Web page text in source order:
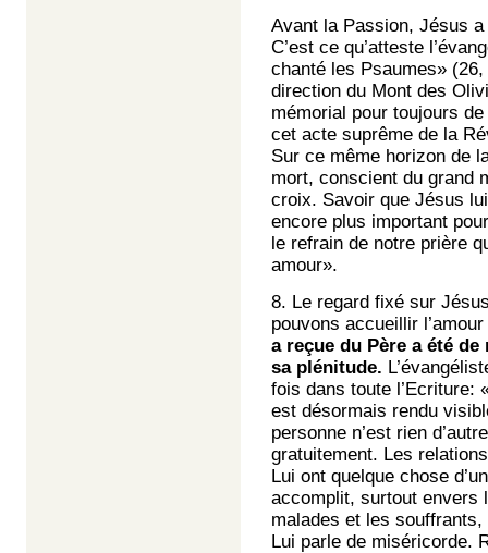
Avant la Passion, Jésus
C’est ce qu’atteste
chanté les Psaumes»
direction du Mont des
mémorial pour toujours
cet acte suprême de la
Sur ce même horizon de
mort, conscient du grand
croix. Savoir que Jésus
encore plus important
le refrain de notre prière
amour».
8. Le regard fixé sur
pouvons accueillir
a reçue du Père a été
sa plénitude.
fois dans toute l’Ecriture:
est désormais rendu
personne n’est rien
gratuitement. Les
Lui ont quelque chose
accomplit, surtout envers
malades et les
Lui parle de miséricorde.